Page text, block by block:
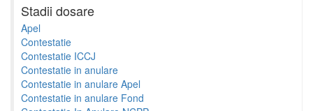
Stadii dosare
Apel
Contestatie
Contestatie ICCJ
Contestatie in anulare
Contestatie in anulare Apel
Contestatie in anulare Fond